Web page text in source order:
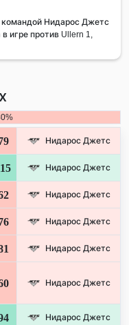
Нидарос Джетс
игре против Ullern 1,
Нидарос Джетс
Нидарос Джетс
Нидарос Джетс
Нидарос Джетс
Нидарос Джетс
Нидарос Джетс
Нидарос Джетс